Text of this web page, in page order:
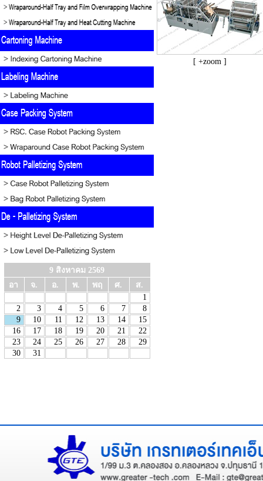
9 สิงหาคม 2569
อา
จ. อ. พ. พฤ ศ.
ส.
1
2
3 4 5 6 7
8
9
10 11 12 13 14
15
16
17 18 19 20 21
22
23
24 25 26 27 28
29
30
31
[ +zoom ]